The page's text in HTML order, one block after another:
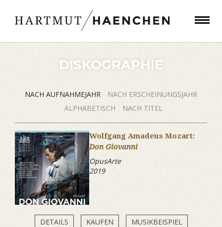
DISKOGRAPHIE
NACH AUFNAHMEJAHR
NACH ERSCHEINUNGSJAHR
ALPHABETISCH
NACH TITEL
Wolfgang Amadeus Mozart:
Don Giovanni
OpusArte
2019
DETAILS KAUFEN MUSIKBEISPIEL